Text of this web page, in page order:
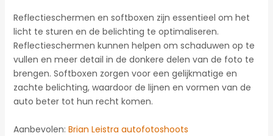
Reflectieschermen en softboxen zijn essentieel om het
licht te sturen en de belichting te optimaliseren.
Reflectieschermen kunnen helpen om schaduwen op te
vullen en meer detail in de donkere delen van de foto te
brengen. Softboxen zorgen voor een gelijkmatige en
zachte belichting, waardoor de lijnen en vormen van de
auto beter tot hun recht komen.
Aanbevolen: Brian Leistra autofotoshoots